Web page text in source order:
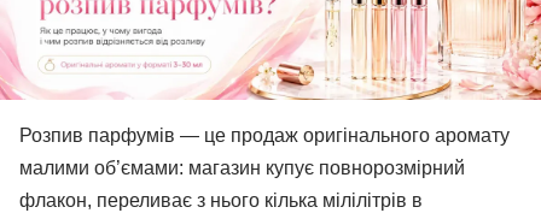
Розпив парфумів — це продаж оригінального аромату
малими об’ємами: магазин купує повнорозмірний
флакон, переливає з нього кілька мілілітрів в